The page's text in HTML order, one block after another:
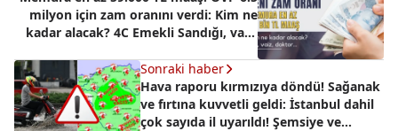
milyon için zam oranını verdi: Kim ne
kadar alacak? 4C Emekli Sandığı, vaiz,
Sonraki haber
Hava raporu kırmızıya döndü! Sağanak
ve fırtına kuvvetli geldi: İstanbul dahil
çok sayıda il uyarıldı! Şemsiye ve